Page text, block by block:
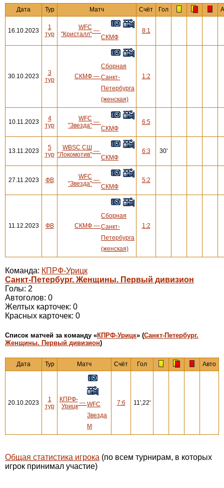
Дата Тур Матч Счёт Гол
16.10.2023
1
тур
WFC
"Кристалл" —
СКМФ
8:1
30.10.2023
3
тур
СКМФ —
Сборная
Санкт-
Петербурга
(женская)
1:2
10.11.2023
4
тур
WFC
"Звезда" —
СКМФ
6:5
13.11.2023
5
тур
WBSC СШ
"Локомотив" —
СКМФ
6:3 30'
27.11.2023 ФВ
WFC
"Звезда" —
СКМФ
5:2
11.12.2023 ФВ СКМФ —
Сборная
Санкт-
Петербурга
(женская)
1:2
Команда: КПРФ-Урицк
Санкт-Петербург. Женщины. Первый дивизион
Голы: 2
Автоголов: 0
Желтых карточек: 0
Красных карточек: 0
Cписок матчей за команду «КПРФ-Урицк» (Санкт-Петербург.
Женщины. Первый дивизион)
Дата Тур Матч Счёт Гол Авто
20.10.2023
1
тур
КПРФ-
Урицк — WFC
Звезда
М
7:6 11',22'
Общая статистика игрока (по всем турнирам, в которых
игрок принимал участие)